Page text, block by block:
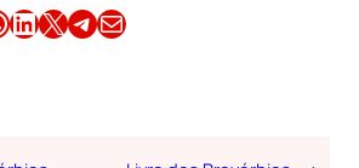
Share this article on LinkedIn Share this article on X Share this article on TelegramEmail this Article